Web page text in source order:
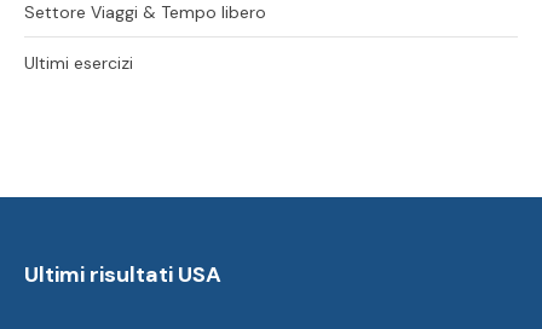
Settore Viaggi & Tempo libero
Ultimi esercizi
Ultimi risultati USA